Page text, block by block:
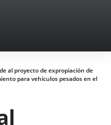
al proyecto de expropiación de
para vehículos pesados en el